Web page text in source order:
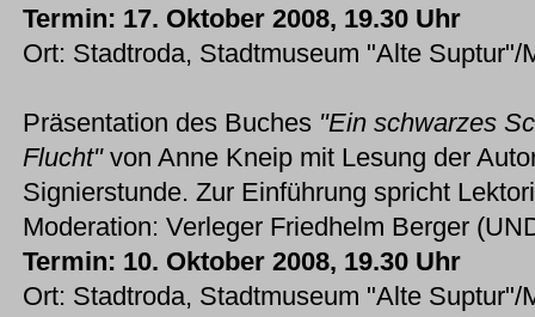
Termin: 17. Oktober 2008, 19.30 Uhr
Ort: Stadtroda, Stadtmuseum "Alte Suptur"/
Präsentation des Buches "Ein schwarzes
Flucht"von Anne Kneip mit Lesung der
Signierstunde. Zur Einführung spricht
Moderation: Verleger Friedhelm Berger
Termin: 10. Oktober 2008, 19.30 Uhr
Ort: Stadtroda, Stadtmuseum "Alte Suptur"/